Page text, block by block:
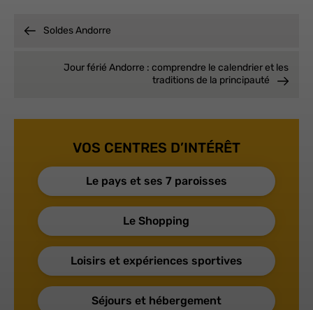
VOS CENTRES D’INTÉRÊT
Le pays et ses 7 paroisses
Le Shopping
Loisirs et expériences sportives
Séjours et hébergement
Soldes Andorre
Jour férié Andorre : comprendre le calendrier et les
traditions de la principauté